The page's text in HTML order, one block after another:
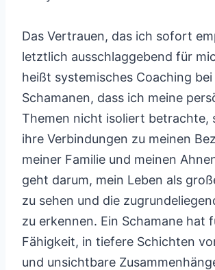
Das Vertrauen, das ich sofort
letztlich ausschlaggebend für
heißt systemisches Coaching bei
Schamanen, dass ich meine
Themen nicht isoliert betrachte,
ihre Verbindungen zu meinen
meiner Familie und meinen
geht darum, mein Leben als
zu sehen und die
zu erkennen. Ein Schamane hat
Fähigkeit, in tiefere Schichten
und unsichtbare